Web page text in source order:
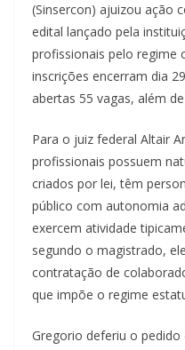
(Sinsercon) ajuizou ação
edital lançado pela
profissionais pelo regime
inscrições encerram dia
abertas 55 vagas, além
Para o juiz federal Altair
profissionais possuem
criados por lei, têm
público com autonomia
exercem atividade
segundo o magistrado,
contratação de
que impõe o regime
Gregorio deferiu o